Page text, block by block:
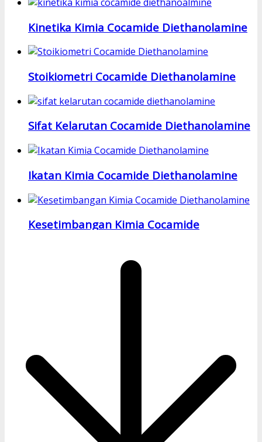
Kinetika Kimia Cocamide Diethanolamine
Stoikiometri Cocamide Diethanolamine
Sifat Kelarutan Cocamide Diethanolamine
Ikatan Kimia Cocamide Diethanolamine
Kesetimbangan Kimia Cocamide